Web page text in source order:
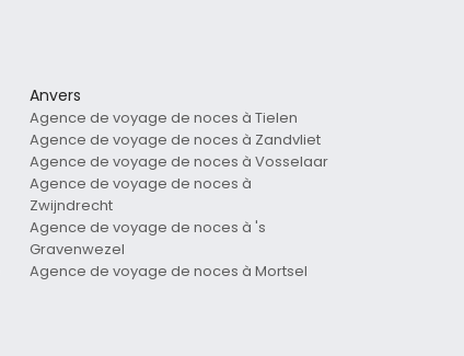
Anvers
Agence de voyage de noces à Tielen
Agence de voyage de noces à Zandvliet
Agence de voyage de noces à Vosselaar
Agence de voyage de noces à
Zwijndrecht
Agence de voyage de noces à 's
Gravenwezel
Agence de voyage de noces à Mortsel